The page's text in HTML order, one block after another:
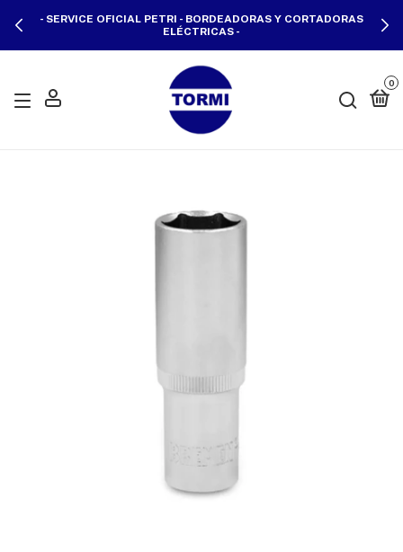
- SERVICE OFICIAL PETRI - BORDEADORAS Y CORTADORAS
ELÉCTRICAS -
0